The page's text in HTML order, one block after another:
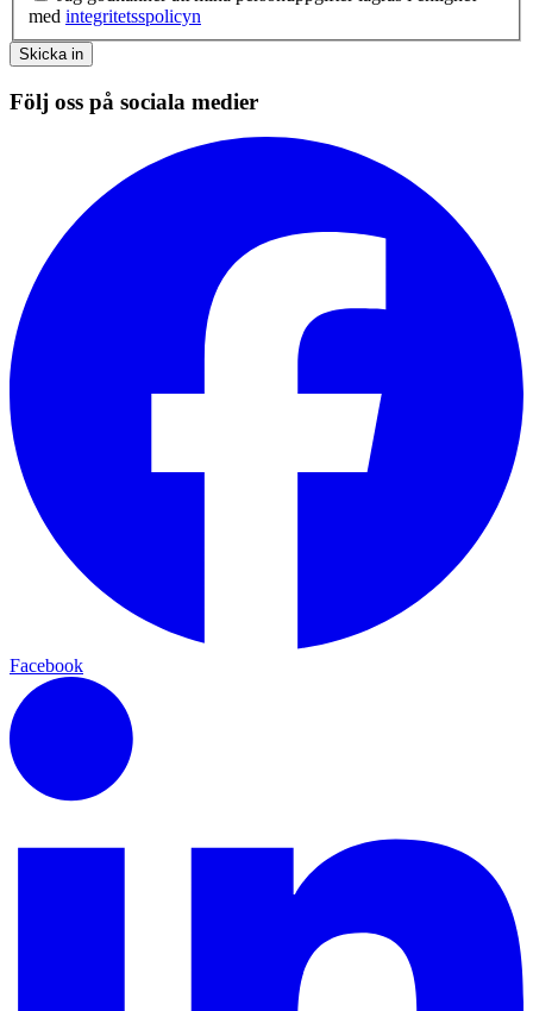
med integritetsspolicyn
Skicka in
Följ oss på sociala medier
Facebook